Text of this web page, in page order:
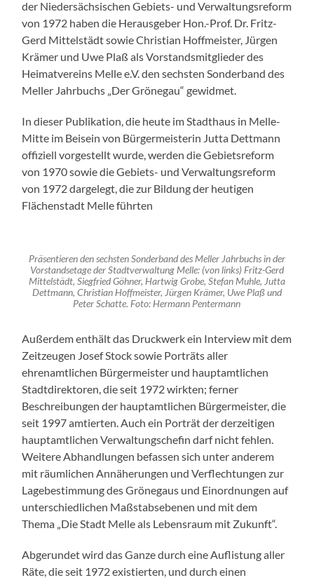
der Niedersächsischen Gebiets- und Verwaltungsreform
von 1972 haben die Herausgeber Hon.-Prof. Dr. Fritz-
Gerd Mittelstädt sowie Christian Hoffmeister, Jürgen
Krämer und Uwe Plaß als Vorstandsmitglieder des
Heimatvereins Melle e.V. den sechsten Sonderband des
Meller Jahrbuchs „Der Grönegau“ gewidmet.
In dieser Publikation, die heute im Stadthaus in Melle-
Mitte im Beisein von Bürgermeisterin Jutta Dettmann
offiziell vorgestellt wurde, werden die Gebietsreform
von 1970 sowie die Gebiets- und Verwaltungsreform
von 1972 dargelegt, die zur Bildung der heutigen
Flächenstadt Melle führten
Präsentieren den sechsten Sonderband des Meller Jahrbuchs in der
Vorstandsetage der Stadtverwaltung Melle: (von links) Fritz-Gerd
Mittelstädt, Siegfried Göhner, Hartwig Grobe, Stefan Muhle, Jutta
Dettmann, Christian Hoffmeister, Jürgen Krämer, Uwe Plaß und
Peter Schatte. Foto: Hermann Pentermann
Außerdem enthält das Druckwerk ein Interview mit dem
Zeitzeugen Josef Stock sowie Porträts aller
ehrenamtlichen Bürgermeister und hauptamtlichen
Stadtdirektoren, die seit 1972 wirkten; ferner
Beschreibungen der hauptamtlichen Bürgermeister, die
seit 1997 amtierten. Auch ein Porträt der derzeitigen
hauptamtlichen Verwaltungschefin darf nicht fehlen.
Weitere Abhandlungen befassen sich unter anderem
mit räumlichen Annäherungen und Verflechtungen zur
Lagebestimmung des Grönegaus und Einordnungen auf
unterschiedlichen Maßstabsebenen und mit dem
Thema „Die Stadt Melle als Lebensraum mit Zukunft“.
Abgerundet wird das Ganze durch eine Auflistung aller
Räte, die seit 1972 existierten, und durch einen